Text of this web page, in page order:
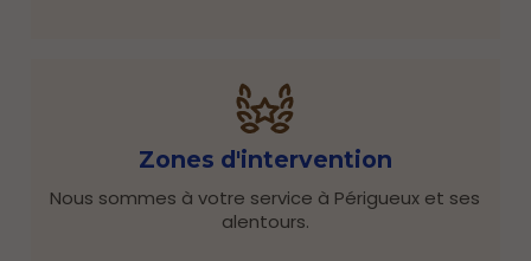
Zones d'intervention
Nous sommes à votre service à Périgueux et ses
alentours.